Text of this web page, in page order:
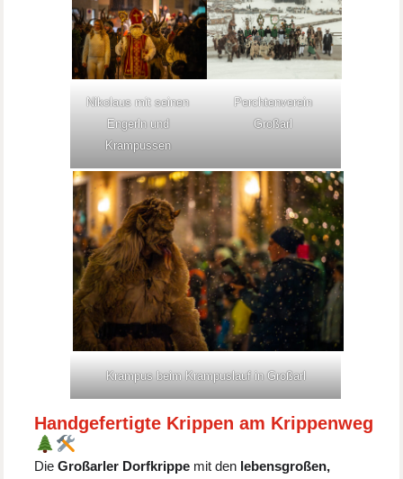
Nikolaus mit seinen
Engerln und
Krampussen
Perchtenverein
Großarl
Krampus beim Krampuslauf in Großarl
Handgefertigte Krippen am Krippenweg
DieGroßarler Dorfkrippe mit den lebensgroßen,